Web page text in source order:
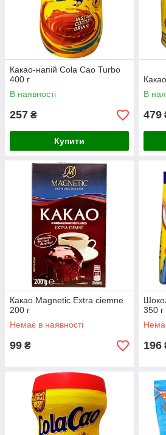
Какао-напій Cola Cao Turbo
400 г
В наявності
257 ₴
Купити
В
479
Какао Magnetic Extra ciemne
200 г
Немає в наявності
99 ₴
350 г
196